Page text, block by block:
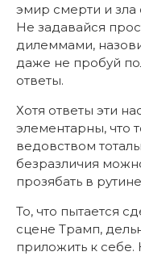
эмир смерти и зла
Не задавайся
дилеммами,
даже не пробуй
ответы.
Хотя ответы эти
элементарны, что
ведовством
безразличия
прозябать в
То, что пытается
сцене Трамп,
приложить к